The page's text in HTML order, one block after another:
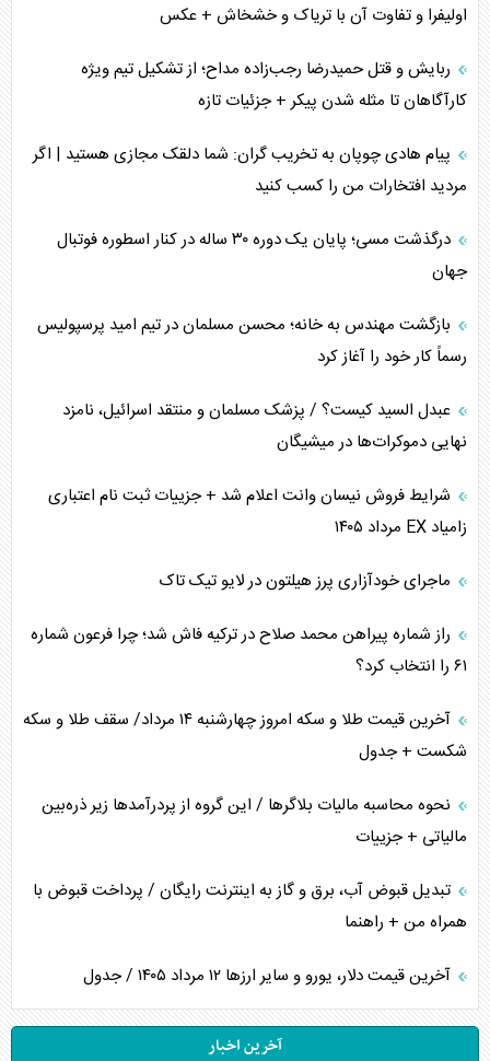
پشت‌پرده خشم ترامپ از رسانه‌های منتقد
چگونه مقاومت صحنه جنگ را تغییر می‌دهد؟
جنگ رمضان و معضل حضور نظامیان آمریکایی
تحلیل جامع پدیده تراستی‌ها
تأثیر جنگ ایران و آمریکا بر اقتصاد جهانی
اربعین، کابوس مشترک تل‌آویو-واشنگتن
اولیفرا و تفاوت آن با تریاک و خشخاش + عکس
ربایش و قتل حمیدرضا رجب‌زاده مداح؛ از تشکیل تیم ویژه
کارآگاهان تا مثله شدن پیکر + جزئیات تازه
پیام هادی چوپان به تخریب گران: شما دلقک مجازی هستید | اگر
مردید افتخارات من را کسب کنید
درگذشت مسی؛ پایان یک دوره ۳۰ ساله در کنار اسطوره فوتبال
جهان
بازگشت مهندس به خانه؛ محسن مسلمان در تیم امید پرسپولیس
رسماً کار خود را آغاز کرد
عبدل السید کیست؟ / پزشک مسلمان و منتقد اسرائیل، نامزد
نهایی دموکرات‌ها در میشیگان
شرایط فروش نیسان وانت اعلام شد + جزییات ثبت نام اعتباری
زامیاد EX مرداد ۱۴۰۵
ماجرای خودآزاری پرز هیلتون در لایو تیک تاک
راز شماره پیراهن محمد صلاح در ترکیه فاش شد؛ چرا فرعون شماره
۶۱ را انتخاب کرد؟
آخرین قیمت طلا و سکه امروز چهارشنبه ۱۴ مرداد/ سقف طلا و سکه
شکست + جدول
نحوه محاسبه مالیات بلاگر‌ها / این گروه از پردرآمد‌ها زیر ذره‌بین
مالیاتی + جزییات
تبدیل قبوض آب، برق و گاز به اینترنت رایگان / پرداخت قبوض با
همراه من + راهنما
آخرین قیمت دلار، یورو و سایر ارز‌ها ۱۲ مرداد ۱۴۰۵ / جدول
آخرین اخبار